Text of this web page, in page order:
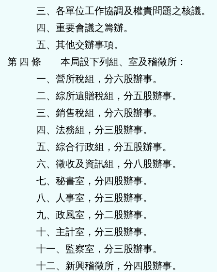
三、各單位工作協調及權責問題之核議。
四、重要會議之籌辦。
五、其他交辦事項。
第 四 條 本局設下列組、室及稽徵所：
一、營所稅組，分六股辦事。
二、綜所遺贈稅組，分五股辦事。
三、銷售稅組，分六股辦事。
四、法務組，分三股辦事。
五、綜合行政組，分五股辦事。
六、徵收及資訊組，分八股辦事。
七、秘書室，分四股辦事。
八、人事室，分三股辦事。
九、政風室，分二股辦事。
十、主計室，分三股辦事。
十一、監察室，分三股辦事。
十二、新興稽徵所，分四股辦事。